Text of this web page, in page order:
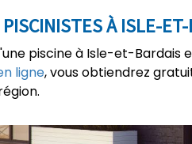
À ISLE-
piscine à Isle-et-Bardais
ligne, vous obtiendrez